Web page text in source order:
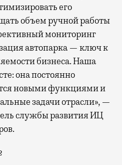
его
объем ручной работы
мониторинг
автопарка — ключ к
бизнеса. Наша
она постоянно
новыми функциями и
задачи отрасли», —
службы развития ИЦ